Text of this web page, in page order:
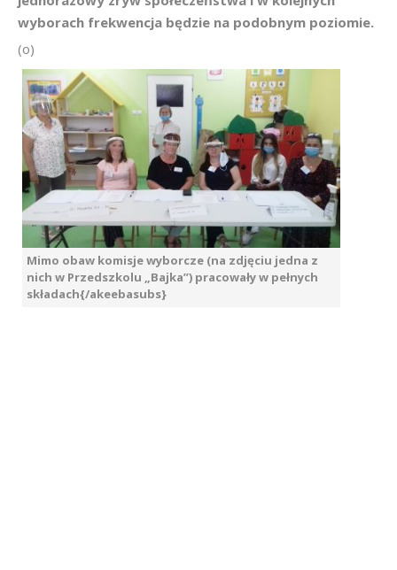
wyborach frekwencja będzie na podobnym poziomie.
(o)
Mimo obaw komisje wyborcze (na zdjęciu jedna z
nich w Przedszkolu „Bajka”) pracowały w pełnych
składach{/akeebasubs}